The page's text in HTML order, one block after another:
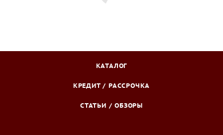
КАТАЛОГ
КРЕДИТ / РАССРОЧКА
СТАТЬИ / ОБЗОРЫ